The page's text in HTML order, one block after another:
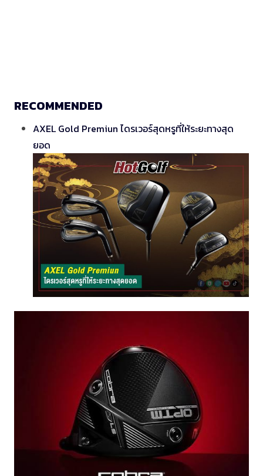
RECOMMENDED
AXEL Gold Premiun ไดรเวอร์สุดหรูที่ให้ระยะทางสุด
ยอด